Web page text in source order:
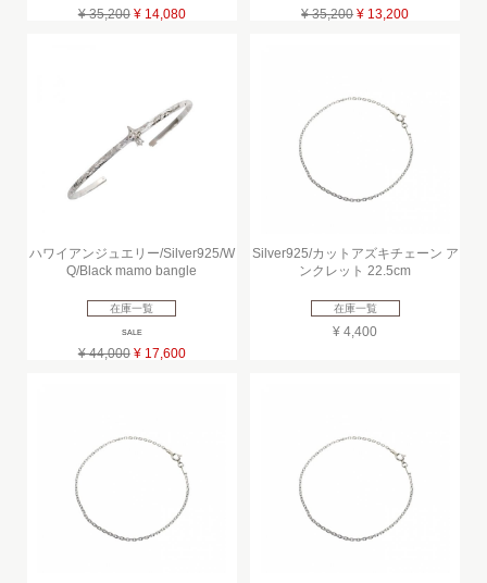
¥ 35,200 ¥ 14,080 ¥ 35,200 ¥ 13,200
ハワイアンジュエリー/Silver925/W
Q/Black mamo bangle
在庫一覧
SALE
¥ 44,000 ¥ 17,600
Silver925/カットアズキチェーン ア
ンクレット 22.5cm
在庫一覧
¥ 4,400